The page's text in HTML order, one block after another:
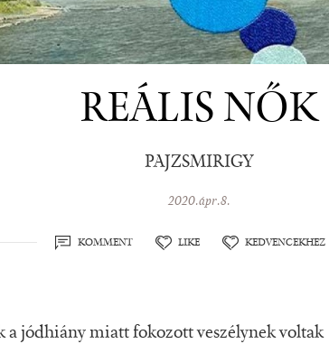
REÁLIS NŐK
PAJZSMIRIGY
2020.ápr.8.
KOMMENT LIKE KEDVENCEKHEZ
a jódhiány miatt fokozott veszélynek voltak